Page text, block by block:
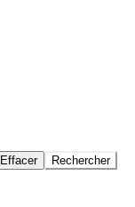
Effacer Rechercher